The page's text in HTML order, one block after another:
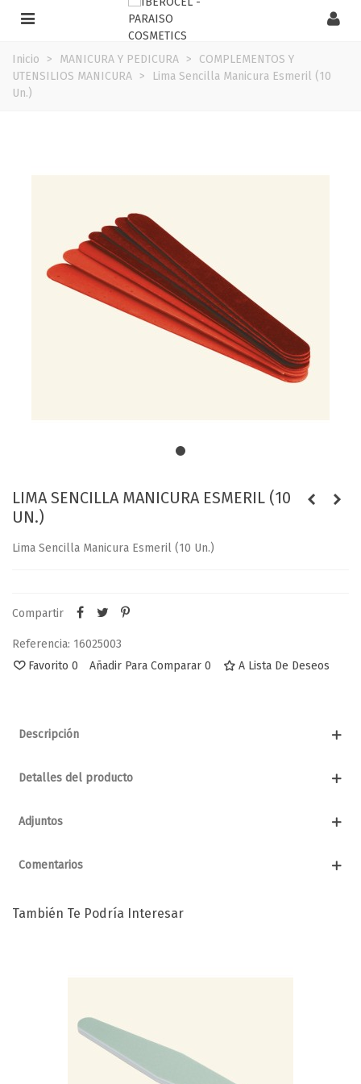
Inicio > MANICURA Y PEDICURA >
COMPLEMENTOS Y
UTENSILIOS MANICURA >
Lima Sencilla Manicura Esmeril (10
Un.)
LIMA SENCILLA MANICURA ESMERIL (10
UN.)
Lima Sencilla Manicura Esmeril (10 Un.)
Compartir
Referencia: 16025003
Favorito 0 Añadir Para Comparar 0 A Lista De Deseos
Descripción
Detalles del producto
Adjuntos
Comentarios
También Te Podría Interesar